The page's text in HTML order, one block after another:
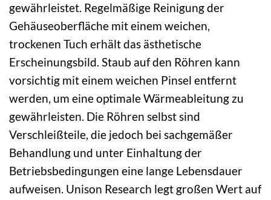
gewährleistet. Regelmäßige Reinigung der
Gehäuseoberfläche mit einem weichen,
trockenen Tuch erhält das ästhetische
Erscheinungsbild. Staub auf den Röhren kann
vorsichtig mit einem weichen Pinsel entfernt
werden, um eine optimale Wärmeableitung zu
gewährleisten. Die Röhren selbst sind
Verschleißteile, die jedoch bei sachgemäßer
Behandlung und unter Einhaltung der
Betriebsbedingungen eine lange Lebensdauer
aufweisen. Unison Research legt großen Wert auf